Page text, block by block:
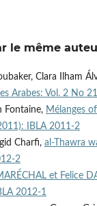
le même
Clara Ilham
Arabes: Vol. 2 No
Fontaine, Mélanges
IBLA 2011-2
Charfi, al-Thawra
2
et Felice
2012-1